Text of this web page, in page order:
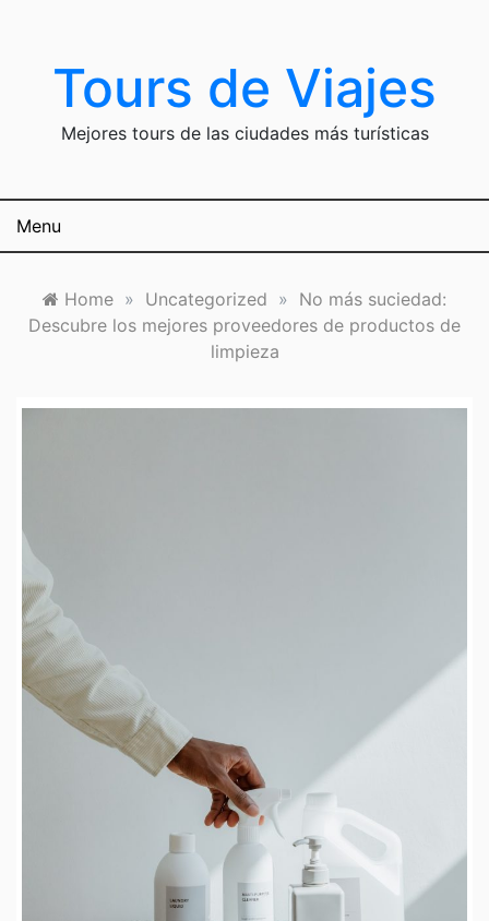
contentTours de Viajes
Mejores tours de las ciudades más turísticas
Menu
Home » Uncategorized » No más suciedad:
Descubre los mejores proveedores de productos de
limpieza